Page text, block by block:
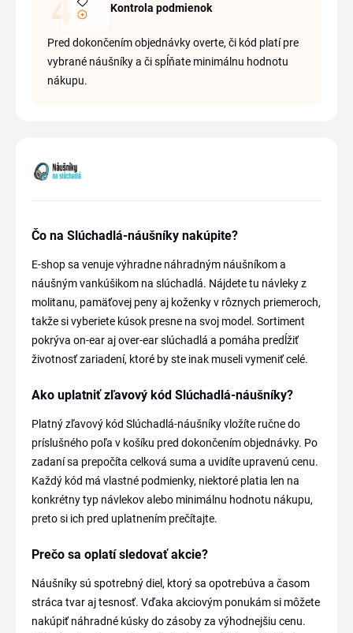
Kontrola podmienok
Pred dokončením objednávky overte, či kód platí pre
vybrané náušníky a či spĺňate minimálnu hodnotu
nákupu.
Čo na Slúchadlá-náušníky nakúpite?
E-shop sa venuje výhradne náhradným náušníkom a
náušným vankúšikom na slúchadlá. Nájdete tu návleky z
molitanu, pamäťovej peny aj koženky v rôznych priemeroch,
takže si vyberiete kúsok presne na svoj model. Sortiment
pokrýva on-ear aj over-ear slúchadlá a pomáha predĺžiť
životnosť zariadení, ktoré by ste inak museli vymeniť celé.
Ako uplatniť zľavový kód Slúchadlá-náušníky?
Platný zľavový kód Slúchadlá-náušníky vložíte ručne do
príslušného poľa v košíku pred dokončením objednávky. Po
zadaní sa prepočíta celková suma a uvidíte upravenú cenu.
Každý kód má vlastné podmienky, niektoré platia len na
konkrétny typ návlekov alebo minimálnu hodnotu nákupu,
preto si ich pred uplatnením prečítajte.
Prečo sa oplatí sledovať akcie?
Náušníky sú spotrebný diel, ktorý sa opotrebúva a časom
stráca tvar aj tesnosť. Vďaka akciovým ponukám si môžete
nakúpiť náhradné kúsky do zásoby za výhodnejšiu cenu.